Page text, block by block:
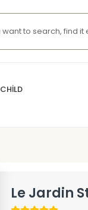
CHİLD
Le Jardin